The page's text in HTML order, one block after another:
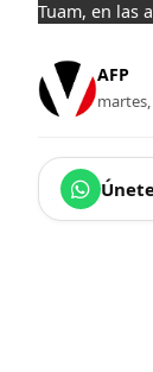
Tuam, en las
AFP